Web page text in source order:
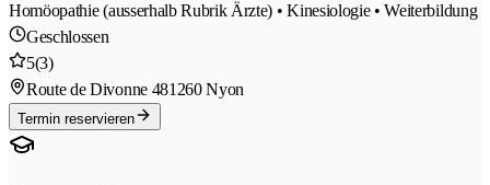
Homöopathie (ausserhalb Rubrik Ärzte) • Kinesiologie • Weiterbildung
Geschlossen
5(3)
Route de Divonne 481260 Nyon
Termin reservieren